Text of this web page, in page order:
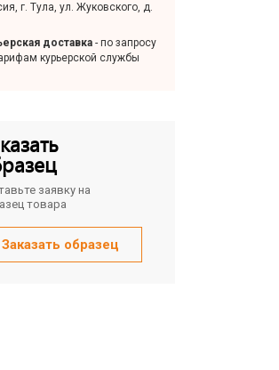
г. Тула, ул. Жуковского, д.
доставка - по запросу
курьерской службы
заявку на
товара
Заказать образец